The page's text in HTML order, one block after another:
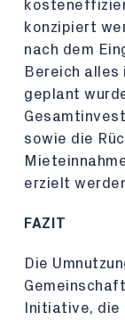
konzipiert
nach dem
Bereich alles
geplant
sowie die
erzielt
FAZIT
Die
Initiative,